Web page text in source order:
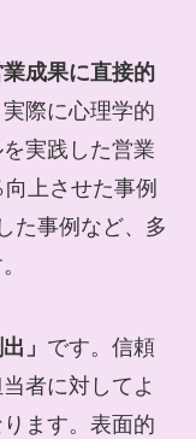
成果に直接的
際に心理学的
実践した営業
上させた事例
た事例など、多
」 です。信頼
者に対してよ
ます。表面的